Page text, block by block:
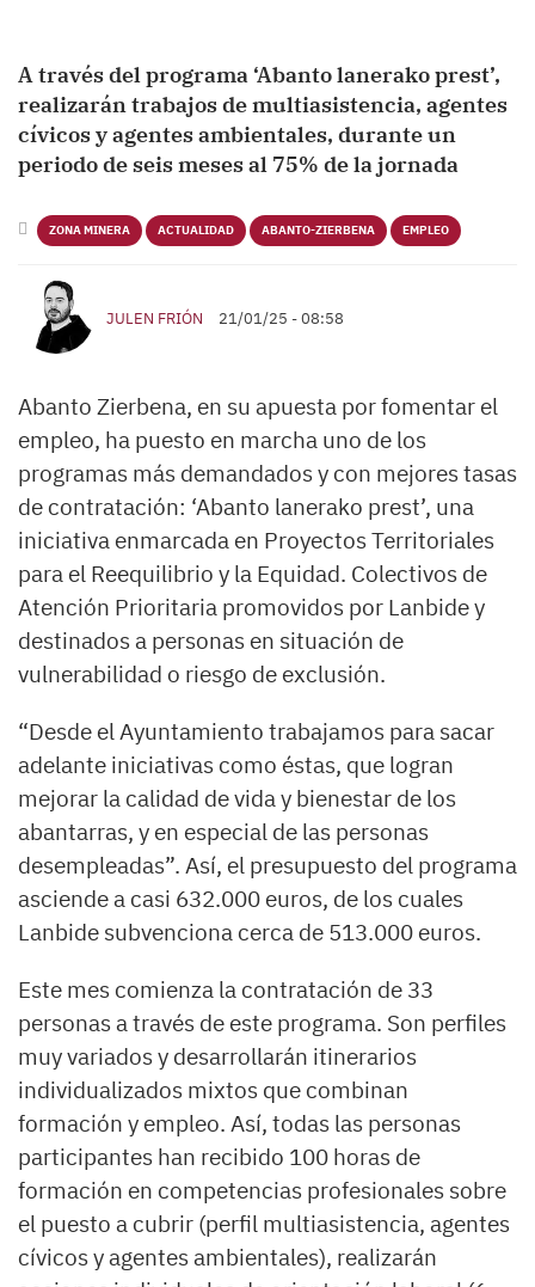
A través del programa ‘Abanto lanerako prest’,
realizarán trabajos de multiasistencia, agentes
cívicos y agentes ambientales, durante un
periodo de seis meses al 75% de la jornada
ZONA MINERA ACTUALIDAD ABANTO-ZIERBENA EMPLEO
JULEN FRIÓN 21/01/25 - 08:58
Abanto Zierbena, en su apuesta por fomentar el
empleo, ha puesto en marcha uno de los
programas más demandados y con mejores tasas
de contratación: ‘Abanto lanerako prest’, una
iniciativa enmarcada en Proyectos Territoriales
para el Reequilibrio y la Equidad. Colectivos de
Atención Prioritaria promovidos por Lanbide y
destinados a personas en situación de
vulnerabilidad o riesgo de exclusión.
“Desde el Ayuntamiento trabajamos para sacar
adelante iniciativas como éstas, que logran
mejorar la calidad de vida y bienestar de los
abantarras, y en especial de las personas
desempleadas”. Así, el presupuesto del programa
asciende a casi 632.000 euros, de los cuales
Lanbide subvenciona cerca de 513.000 euros.
Este mes comienza la contratación de 33
personas a través de este programa. Son perfiles
muy variados y desarrollarán itinerarios
individualizados mixtos que combinan
formación y empleo. Así, todas las personas
participantes han recibido 100 horas de
formación en competencias profesionales sobre
el puesto a cubrir (perfil multiasistencia, agentes
cívicos y agentes ambientales), realizarán